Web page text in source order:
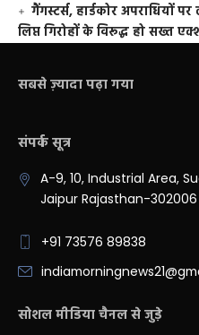
गैंगस्टर्स, हार्डकोर अपराधियों
लिप्त गिरोहों के विरूद्ध हो सख्त
सबसे ज़्यादा पढ़ा गया
संपर्क सूत्र
A-9, 10, Industrial Area,
Jaipur Rajasthan-302006
+91 73576 89838
सोशल मीडिया चैनल से जुड़े